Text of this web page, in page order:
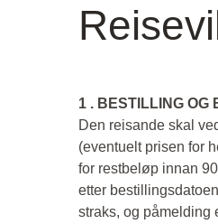
1 . BESTILLING OG
Den reisande skal
(eventuelt prisen for
for restbeløp innan
etter
straks, og påmelding